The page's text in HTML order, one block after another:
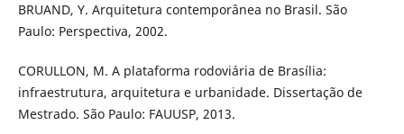
BRUAND, Y. Arquitetura contemporânea no Brasil. São
Paulo: Perspectiva, 2002.
CORULLON, M. A plataforma rodoviária de Brasília:
infraestrutura, arquitetura e urbanidade. Dissertação de
Mestrado. São Paulo: FAUUSP, 2013.